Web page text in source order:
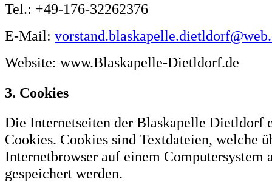
Tel.: +49-176-32262376
E-Mail:
Website: www.Blaskapelle-Dietldorf.de
3. Cookies
Die Internetseiten der Blaskapelle Dietldorf
Cookies. Cookies sind Textdateien, welche
Internetbrowser auf einem Computersystem
gespeichert werden.